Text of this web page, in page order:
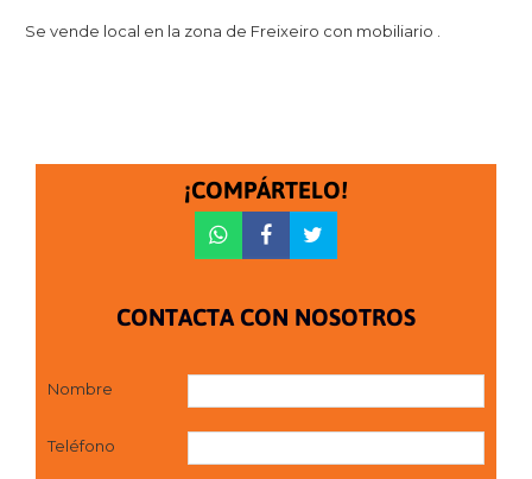
Se vende local en la zona de Freixeiro con mobiliario .
¡COMPÁRTELO!
CONTACTA CON NOSOTROS
Nombre
Teléfono